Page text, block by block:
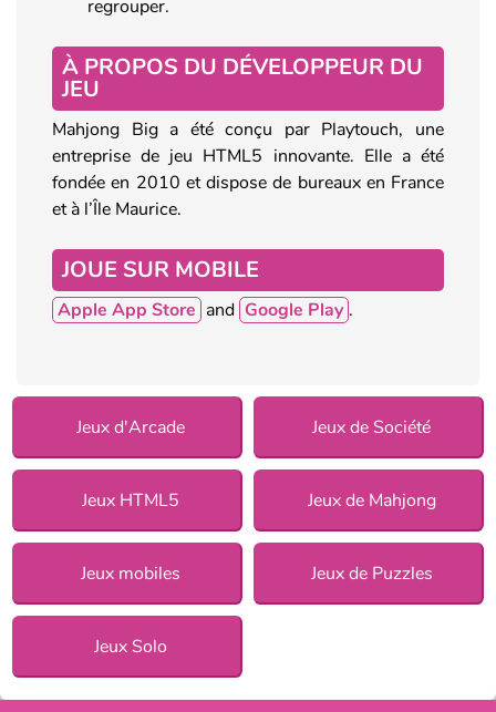
regrouper.
À PROPOS DU DÉVELOPPEUR DU
JEU
Mahjong Big a été conçu par Playtouch, une
entreprise de jeu HTML5 innovante. Elle a été
fondée en 2010 et dispose de bureaux en France
et à l’Île Maurice.
JOUE SUR MOBILE
Apple App Store and Google Play .
Jeux d'Arcade Jeux de Société
Jeux HTML5 Jeux de Mahjong
Jeux mobiles Jeux de Puzzles
Jeux Solo